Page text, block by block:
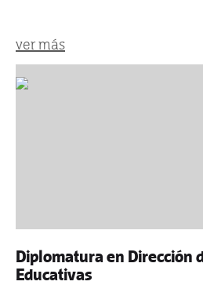
ver más
Diplomatura en Dirección
Educativas